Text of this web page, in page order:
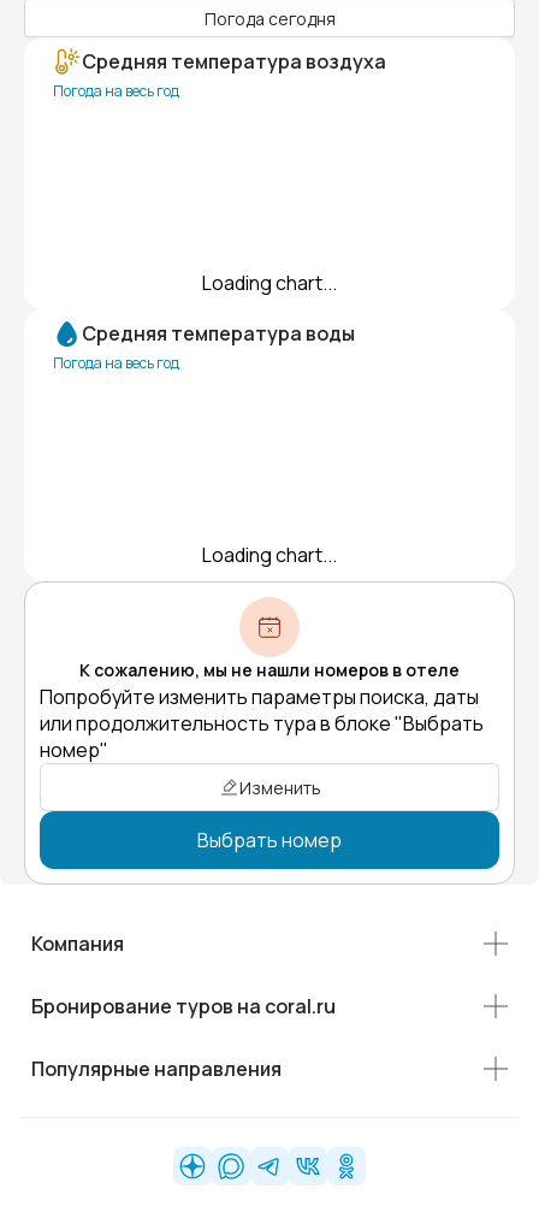
Погода сегодня
Средняя температура воздуха
Погода на весь год
Loading chart...
Средняя температура воды
Погода на весь год
Loading chart...
К сожалению, мы не нашли номеров в отеле
Попробуйте изменить параметры поиска, даты
или продолжительность тура в блоке "Выбрать
номер"
Изменить
Выбрать номер
Компания
Бронирование туров на coral.ru
Популярные направления